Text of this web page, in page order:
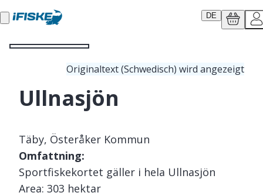
DE
Originaltext (Schwedisch) wird angezeigt
Ullnasjön
Täby, Österåker Kommun
Omfattning:
Sportfiskekortet gäller i hela Ullnasjön
Area: 303 hektar